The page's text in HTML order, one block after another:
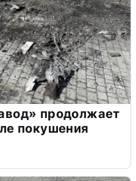
продолжает
покушения